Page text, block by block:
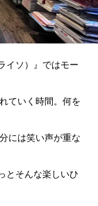
イソ）』ではモー
ていく時間。何を
には笑い声が重な
とそんな楽しいひ